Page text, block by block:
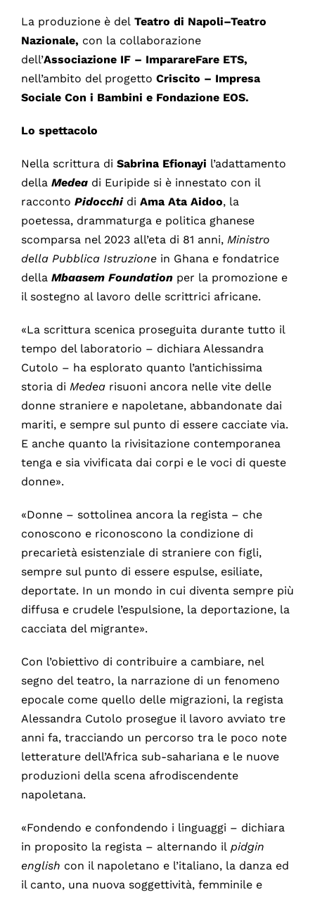
La produzione è del Teatro di Napoli–Teatro
Nazionale, con la collaborazione
dell’Associazione IF – ImparareFare ETS,
nell’ambito del progetto Criscito – Impresa
Sociale Con i Bambini e Fondazione EOS.
Lo spettacolo
Nella scrittura di Sabrina Efionayi l’adattamento
della Medeadi Euripide si è innestato con il
racconto Pidocchidi Ama Ata Aidoo, la
poetessa, drammaturga e politica ghanese
scomparsa nel 2023 all’eta di 81 anni, Ministro
della Pubblica Istruzione in Ghana e fondatrice
della Mbaasem Foundationper la promozione e
il sostegno al lavoro delle scrittrici africane.
«La scrittura scenica proseguita durante tutto il
tempo del laboratorio – dichiara Alessandra
Cutolo – ha esplorato quanto l’antichissima
storia di Medearisuoni ancora nelle vite delle
donne straniere e napoletane, abbandonate dai
mariti, e sempre sul punto di essere cacciate via.
E anche quanto la rivisitazione contemporanea
tenga e sia vivificata dai corpi e le voci di queste
donne».
«Donne – sottolinea ancora la regista – che
conoscono e riconoscono la condizione di
precarietà esistenziale di straniere con figli,
sempre sul punto di essere espulse, esiliate,
deportate. In un mondo in cui diventa sempre più
diffusa e crudele l’espulsione, la deportazione, la
cacciata del migrante».
Con l’obiettivo di contribuire a cambiare, nel
segno del teatro, la narrazione di un fenomeno
epocale come quello delle migrazioni, la regista
Alessandra Cutolo prosegue il lavoro avviato tre
anni fa, tracciando un percorso tra le poco note
letterature dell’Africa sub-sahariana e le nuove
produzioni della scena afrodiscendente
napoletana.
«Fondendo e confondendo i linguaggi – dichiara
in proposito la regista – alternando il pidgin
english con il napoletano e l’italiano, la danza ed
il canto, una nuova soggettività, femminile e